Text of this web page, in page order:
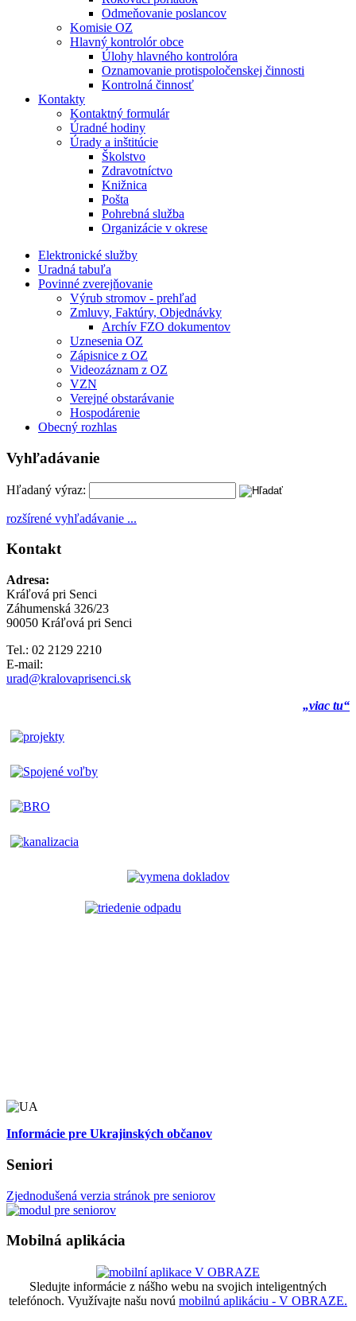
Odmeňovanie poslancov
Komisie OZ
Hlavný kontrolór obce
Úlohy hlavného kontrolóra
Oznamovanie protispoločenskej činnosti
Kontrolná činnosť
Kontakty
Kontaktný formulár
Úradné hodiny
Úrady a inštitúcie
Školstvo
Zdravotníctvo
Knižnica
Pošta
Pohrebná služba
Organizácie v okrese
Elektronické služby
Uradná tabuľa
Povinné zverejňovanie
Výrub stromov - prehľad
Zmluvy, Faktúry, Objednávky
Archív FZO dokumentov
Uznesenia OZ
Zápisnice z OZ
Videozáznam z OZ
VZN
Verejné obstarávanie
Hospodárenie
Obecný rozhlas
Vyhľadávanie
Hľadaný výraz:
rozšírené vyhľadávanie ...
Kontakt
Adresa:
Kráľová pri Senci
Záhumenská 326/23
90050 Kráľová pri Senci
Tel.: 02 2129 2210
E-mail:
urad@kralovaprisenci.sk
„viac tu“
Informácie pre Ukrajinských občanov
Seniori
Zjednodušená verzia stránok pre seniorov
Mobilná aplikácia
Sledujte informácie z nášho webu na svojich inteligentných
telefónoch. Využívajte našu novú mobilnú aplikáciu - V OBRAZE.